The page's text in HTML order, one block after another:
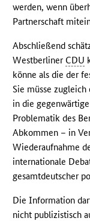
werden, wenn
Partnerschaft
Abschließend
Westberliner CDU
könne als die der
Sie müsse
in die
Problematik des
Abkommen – in
Wiederaufnahme
internationale
gesamtdeutscher
Die Information
nicht publizistisch